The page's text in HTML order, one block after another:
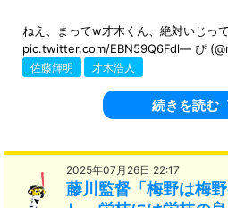
ねえ、まってw才木くん、絶対いじっ
pic.twitter.com/EBN59Q6Fdl— ぴ
佐藤輝明 才木浩人
続きを読む
2025年07月26日 22:17
藤川監督「梅野は梅